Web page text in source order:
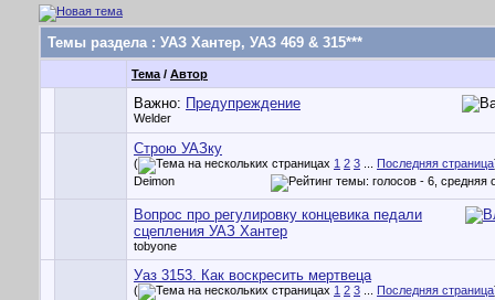
Темы раздела: УАЗ Хантер, УАЗ 469 & 315***
Тема / Автор
Важно: Предупреждение
Welder
Строю УАЗку
( 1 2 3 Последняя страница
Deimon
Вопрос про регулировку концевика педали
сцепления УАЗ Хантер
tobyone
Уаз 3153. Как воскресить мертвеца
( 1 2 3 Последняя страница